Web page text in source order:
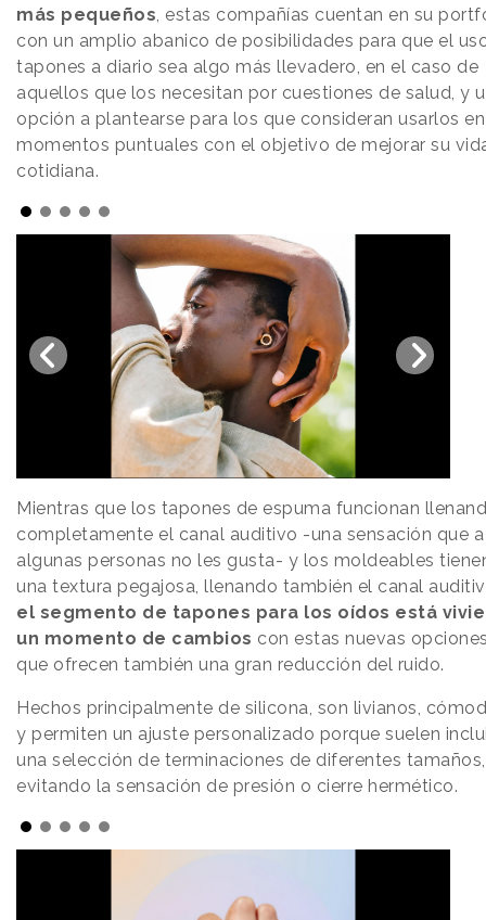
más pequeños, estas compañías cuentan en su
con un amplio abanico de posibilidades para que el
tapones a diario sea algo más llevadero, en el caso de
aquellos que los necesitan por cuestiones de salud, y
opción a plantearse para los que consideran usarlos en
momentos puntuales con el objetivo de mejorar su
cotidiana.
Mientras que los tapones de espuma funcionan
completamente el canal auditivo -una sensación que a
algunas personas no les gusta- y los moldeables
una textura pegajosa, llenando también el canal
el segmento de tapones para los oídos está
un momento de cambios con estas nuevas
que ofrecen también una gran reducción del ruido.
Hechos principalmente de silicona, son livianos,
y permiten un ajuste personalizado porque suelen
una selección de terminaciones de diferentes tamaños,
evitando la sensación de presión o cierre hermético.